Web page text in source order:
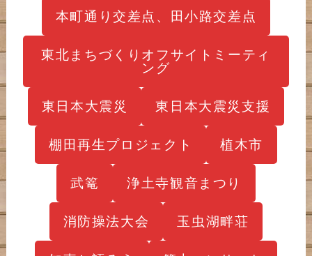
本町通り交差点、田小路交差点
東北まちづくりオフサイトミーティ
ング
東日本大震災 東日本大震災支援
棚田再生プロジェクト 植木市
武篭 浄土寺観音まつり
消防操法大会 玉虫湖畔荘